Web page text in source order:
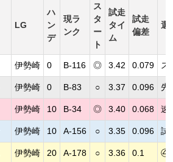
LG
ハ
ン
デ
現ラ
ンク
ス
タ
ー
ト
試走
タイ
ム
試走
偏差
選
伊勢崎 0 B-116 ◎ 3.42 0.079 ス
伊勢崎 0 B-83 ○ 3.37 0.096 先
伊勢崎 10 B-34 ◎ 3.40 0.068 速
伊勢崎 10 A-156 ○ 3.35 0.096 試
伊勢崎 20 A-178 ○ 3.36 0.1 ④